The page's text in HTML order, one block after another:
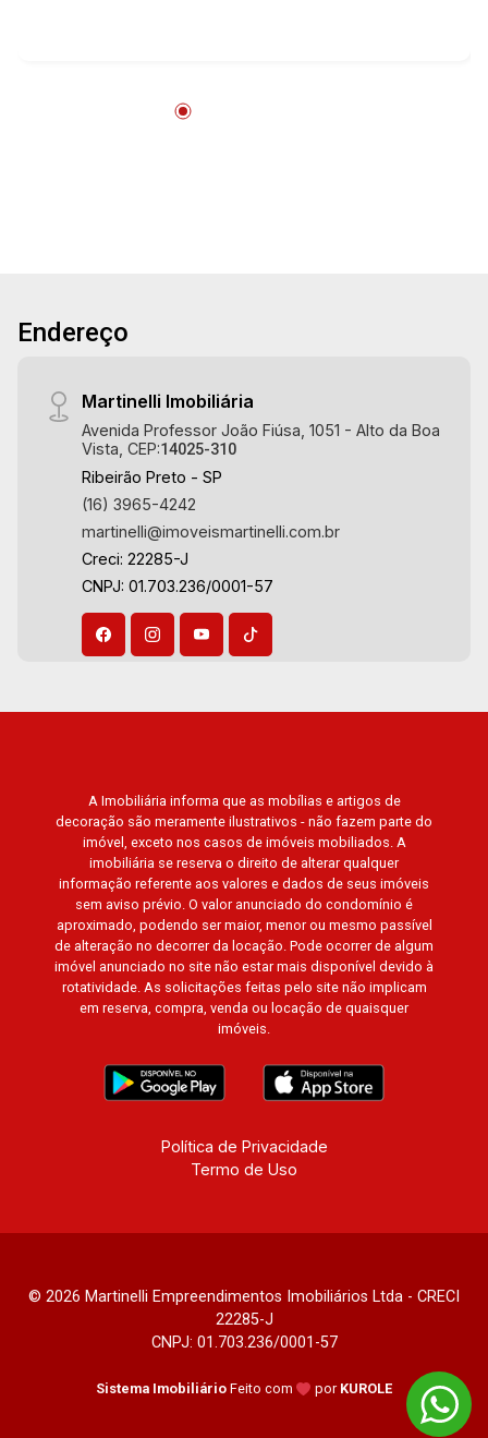
Endereço
Martinelli Imobiliária
Avenida Professor João Fiúsa, 1051 - Alto da Boa
Vista, CEP:14025-310
Ribeirão Preto - SP
(16) 3965-4242
martinelli@imoveismartinelli.com.br
Creci: 22285-J
CNPJ: 01.703.236/0001-57
A Imobiliária informa que as mobílias e artigos de
decoração são meramente ilustrativos - não fazem parte do
imóvel, exceto nos casos de imóveis mobiliados. A
imobiliária se reserva o direito de alterar qualquer
informação referente aos valores e dados de seus imóveis
sem aviso prévio. O valor anunciado do condomínio é
aproximado, podendo ser maior, menor ou mesmo passível
de alteração no decorrer da locação. Pode ocorrer de algum
imóvel anunciado no site não estar mais disponível devido à
rotatividade. As solicitações feitas pelo site não implicam
em reserva, compra, venda ou locação de quaisquer
imóveis.
Política de Privacidade
Termo de Uso
© 2026 Martinelli Empreendimentos Imobiliários Ltda - CRECI
22285-J
CNPJ: 01.703.236/0001-57
Sistema Imobiliário Feito com por KUROLE